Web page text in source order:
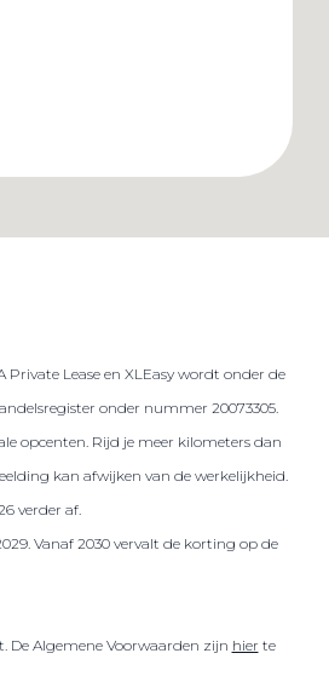
Private Lease en XLEasy wordt onder de
onder nummer 20073305.
opcenten. Rijd je meer kilometers dan
kan afwijken van de werkelijkheid.
verder af.
Vanaf 2030 vervalt de korting op de
De Algemene Voorwaarden zijn hier te